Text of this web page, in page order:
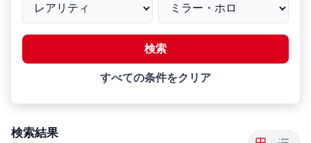
検索
すべての条件をクリア
検索結果